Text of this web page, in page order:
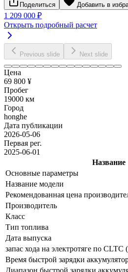
Поделиться Добавить в
1 209 000 ₽
Открыть подробный расчет
Previous slide Next slide
Цена
69 800 ¥
Пробег
19000 км
Город
honghe
Дата публикации
2026-05-06
Первая рег.
2025-06-01
Название
Основные параметры
Название модели
Рекомендованная цена
Производитель
Класс
Тип топлива
Дата выпуска
запас хода на электротяге по CLTC
Время быстрой зарядки
Диапазон быстрой зарядки